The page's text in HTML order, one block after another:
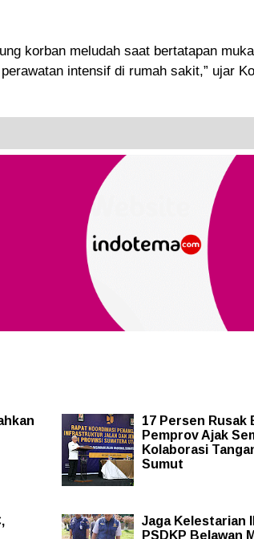
korban meludah saat bertatapan
intensif di rumah sakit,” ujar
17 Persen Rusak
Pemprov Ajak
Kolaborasi
Sumut
Jaga Kelestarian
PSDKP Belawan